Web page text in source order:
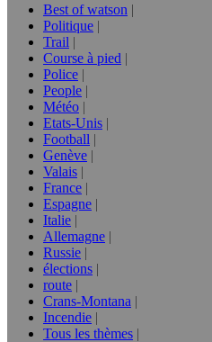
Best of watson
Politique
Trail
Course à pied
Police
People
Météo
Etats-Unis
Football
Genève
Valais
France
Espagne
Italie
Allemagne
Russie
élections
route
Crans-Montana
Incendie
Tous les thèmes